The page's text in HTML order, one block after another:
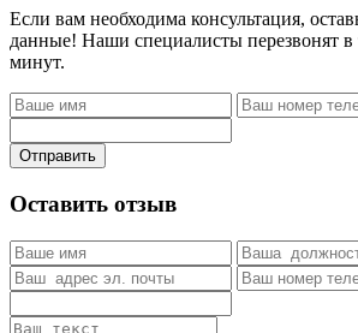
Если вам необходима консультация,
данные! Наши специалисты перезвонят в
минут.
Отправить
Оставить отзыв